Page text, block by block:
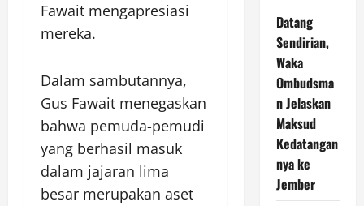
Fawait mengapresiasi
mereka.
Dalam sambutannya,
Gus Fawait menegaskan
bahwa pemuda-pemudi
yang berhasil masuk
dalam jajaran lima
besar merupakan aset
Datang
Sendirian,
Waka
Ombudsma
n Jelaskan
Maksud
Kedatangan
nya ke
Jember